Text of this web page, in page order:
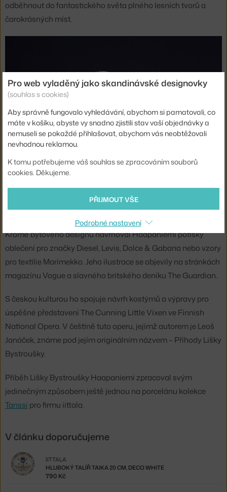
odběhnout do fantastického světa plného lesních tvorů a
čarokrásných míst.
Otisk české kultury na finském talíři
Kromě bytového designu navrhoval Haapaniemi potisky
oblečení pro značky Diesel, Levis, Dolce & Gabana nebo vzory
pro textilie Marimekko. Jeho ilustrace se objevily na stránkách
magazínu Vogue a slavného britského deníku The Guardian.
S českou kulturou ho spojuje návrh kostýmů a výpravy pro
úspěšné představení The Cunning Little Vixen ve Finnish
National Opera. V češtině tuto operu, jejímž autorem je Leoš
Janáček, známe pod jejím originálním názvem – Příhody Lišky
Bystroušky.
Příběh Lišky Bystroušky Haapaniemi zpracoval svým
jedinečným způsobem ještě jednou na porcelánu kolekce
Tanssi pro firmu iittala.
V článku doporučujeme
HLUBOKÝ TALÍŘ TAIKA 20 CM, DECO WHITE
IITTALA
790 Kč
Pro web vyladěný jako skandinávské designovky
(souhlas s cookies)
Aby správně fungovalo vyhledávání, abychom si pamatovali, co
máte v košíku, abyste vy snadno zjistili stav vaší objednávky a
nemuseli se pokaždé přihlašovat, abychom vás neobtěžovali
nevhodnou reklamou.
K tomu potřebujeme váš souhlas se zpracováním souborů
cookies. Děkujeme.
PŘIJMOUT VŠE
Podrobné nastavení